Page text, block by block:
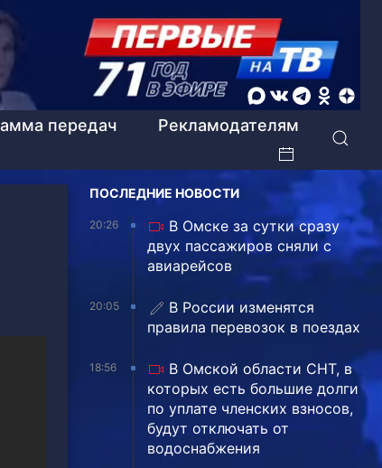
передач
Рекламодателям
ПОСЛЕДНИЕ НОВОСТИ
20:26
В Омске за сутки сразу
двух пассажиров сняли с
авиарейсов
20:05
В России изменятся
правила перевозок в поездах
18:56
В Омской области СНТ, в
которых есть большие долги
по уплате членских взносов,
будут отключать от
водоснабжения